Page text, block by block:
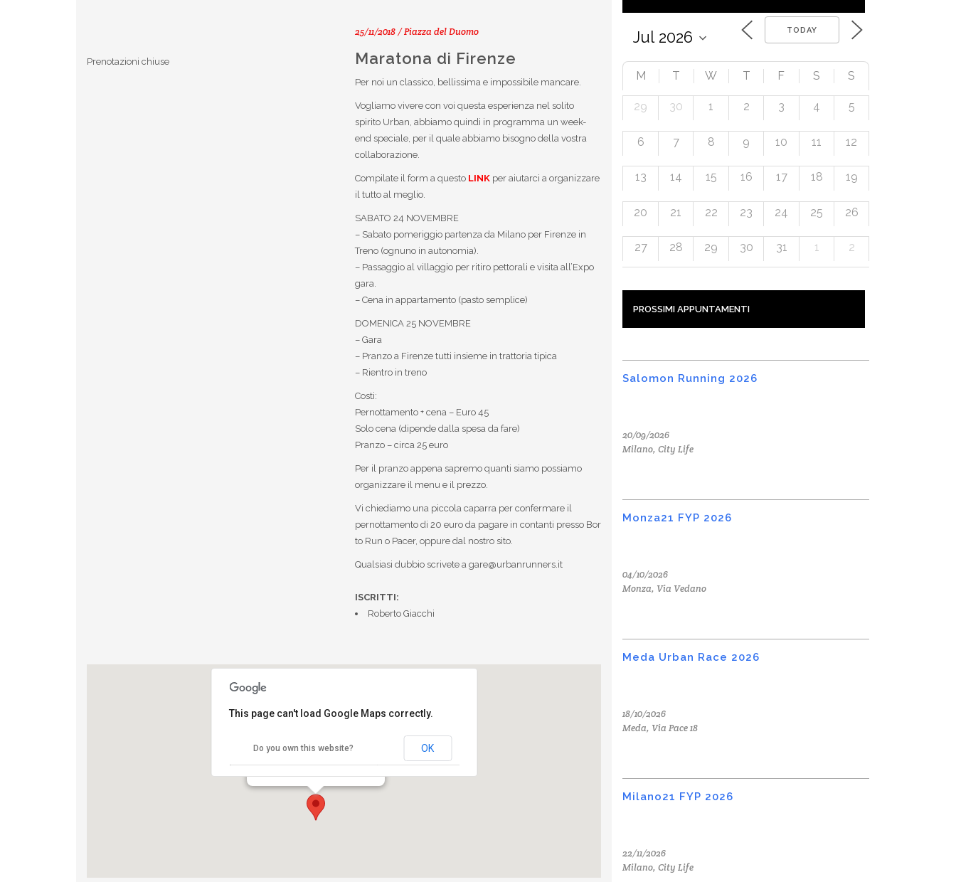
Prenotazioni chiuse
25/11/2018 / Piazza del Duomo
Maratona di Firenze
Per noi un classico, bellissima e impossibile mancare.
Vogliamo vivere con voi questa esperienza nel solito
spirito Urban, abbiamo quindi in programma un week-
end speciale, per il quale abbiamo bisogno della vostra
collaborazione.
Compilate il form a questo LINKper aiutarci a organizzare
il tutto al meglio.
SABATO 24 NOVEMBRE
– Sabato pomeriggio partenza da Milano per Firenze in
Treno (ognuno in autonomia).
– Passaggio al villaggio per ritiro pettorali e visita all’Expo
gara.
– Cena in appartamento (pasto semplice)
DOMENICA 25 NOVEMBRE
– Gara
– Pranzo a Firenze tutti insieme in trattoria tipica
– Rientro in treno
Costi:
Pernottamento + cena – Euro 45
Solo cena (dipende dalla spesa da fare)
Pranzo – circa 25 euro
Per il pranzo appena sapremo quanti siamo possiamo
organizzare il menu e il prezzo.
Vi chiediamo una piccola caparra per confermare il
pernottamento di 20 euro da pagare in contanti presso Bor
to Run o Pacer, oppure dal nostro sito.
Qualsiasi dubbio scrivete a gare@urbanrunners.it
ISCRITTI:
Roberto Giacchi
This page can't load Google Maps correctly.
Do you own this website? OK
TODAY
M T W T F S S
29 30 1 2 3 4 5
6 7 8 9 10 11 12
13 14 15 16 17 18 19
20 21 22 23 24 25 26
27 28 29 30 31 1 2
PROSSIMI APPUNTAMENTI
Salomon Running 2026
20/09/2026
Milano, City Life
Monza21 FYP 2026
04/10/2026
Monza, Via Vedano
Meda Urban Race 2026
18/10/2026
Meda, Via Pace 18
Milano21 FYP 2026
22/11/2026
Milano, City Life